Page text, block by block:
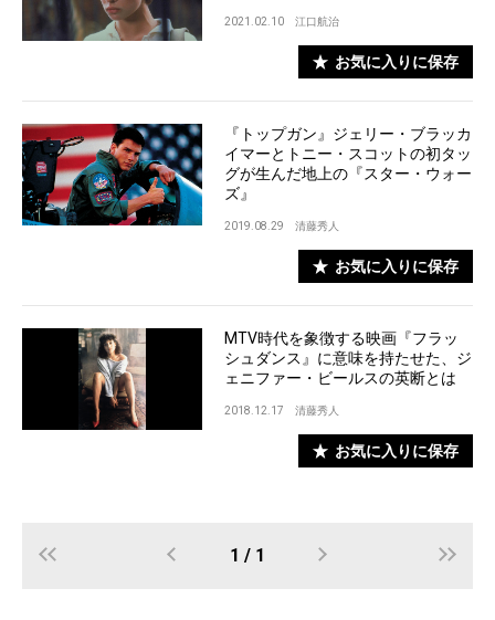
2021.02.10 江口航治
お気に入りに保存
『トップガン』ジェリー・ブラッカ
イマーとトニー・スコットの初タッ
グが生んだ地上の『スター・ウォー
ズ』
2019.08.29 清藤秀人
お気に入りに保存
MTV時代を象徴する映画『フラッ
シュダンス』に意味を持たせた、ジ
ェニファー・ビールスの英断とは
2018.12.17 清藤秀人
お気に入りに保存
1 / 1